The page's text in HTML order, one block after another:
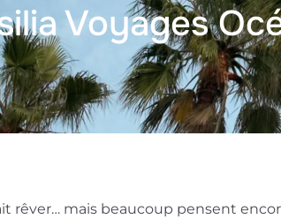
Voyages
rêver… mais beaucoup pensent